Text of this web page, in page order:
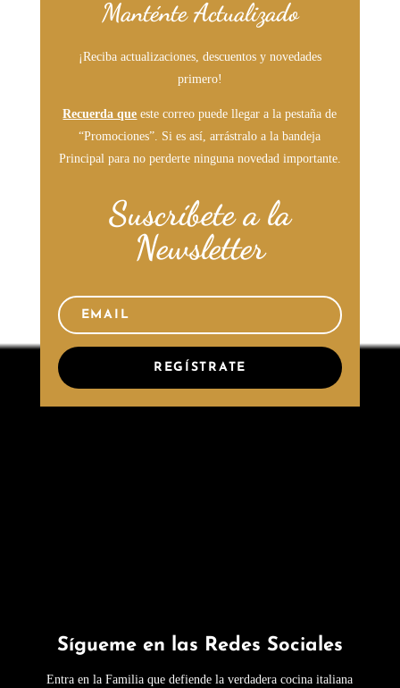
Manténte Actualizado
¡Reciba actualizaciones, descuentos y novedades
primero!
Recuerda que este correo puede llegar a la pestaña de
“Promociones”. Si es así, arrástralo a la bandeja
Principal para no perderte ninguna novedad importante.
Suscríbete a la
Newsletter
REGÍSTRATE
Sígueme en las Redes Sociales
Entra en la Familia que defiende la verdadera cocina italiana